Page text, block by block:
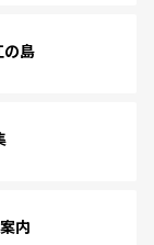
の島
内